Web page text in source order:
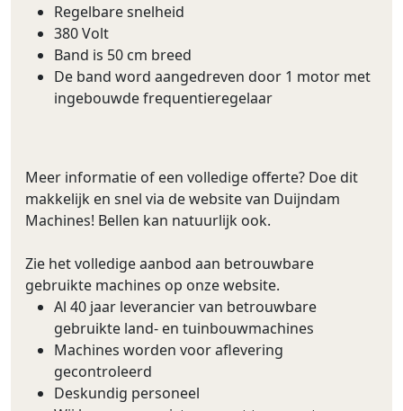
Regelbare snelheid
380 Volt
Band is 50 cm breed
De band word aangedreven door 1 motor met
ingebouwde frequentieregelaar
Meer informatie of een volledige offerte? Doe dit
makkelijk en snel via de website van Duijndam
Machines! Bellen kan natuurlijk ook.
Zie het volledige aanbod aan betrouwbare
gebruikte machines op onze website.
Al 40 jaar leverancier van betrouwbare
gebruikte land- en tuinbouwmachines
Machines worden voor aflevering
gecontroleerd
Deskundig personeel